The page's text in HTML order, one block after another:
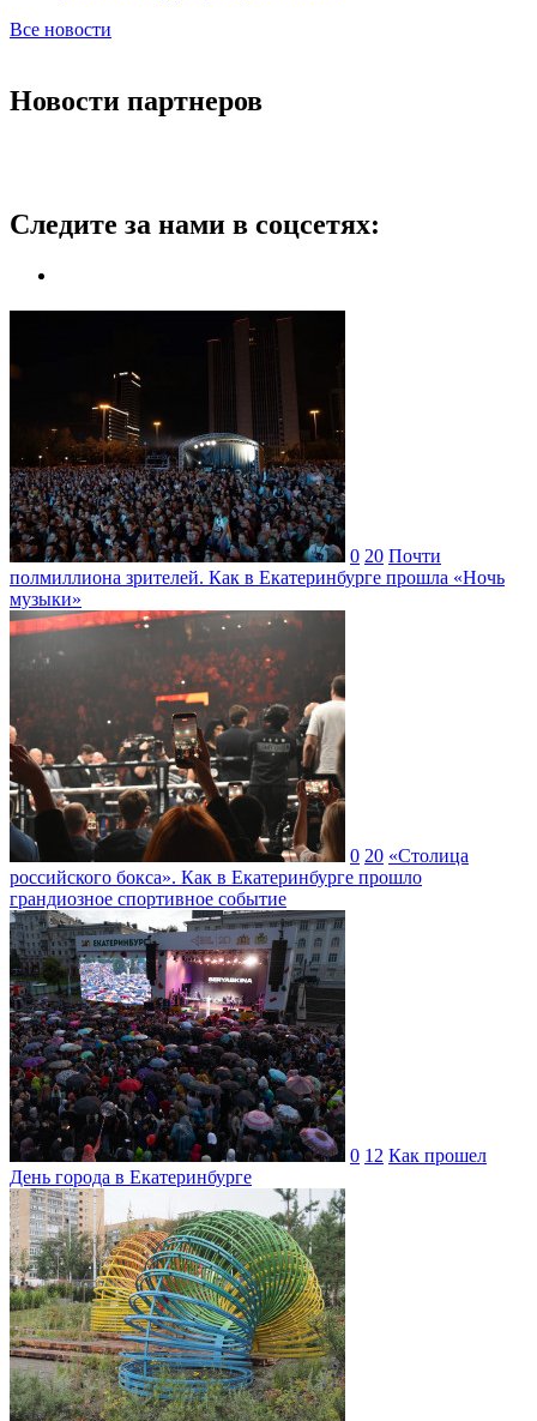
Все новости
Новости партнеров
Следите за нами в соцсетях:
0 20 Почти
полмиллиона зрителей. Как в Екатеринбурге прошла «Ночь
музыки»
0 20 «Столица
российского бокса». Как в Екатеринбурге прошло
грандиозное спортивное событие
0 12 Как прошел
День города в Екатеринбурге